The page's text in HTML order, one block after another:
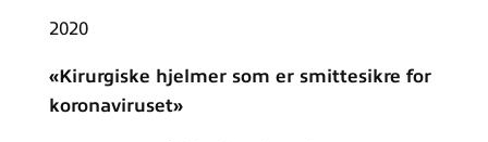
2020
«Kirurgiske hjelmer som er smittesikre for
koronaviruset»